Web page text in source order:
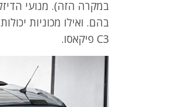
במקרה הזה). מנועי
בהם. ואילו מכוניות
C3 פיקאסו.